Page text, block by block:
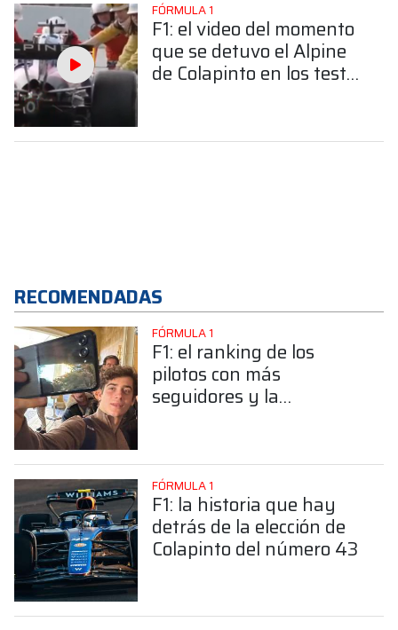
FÓRMULA 1
F1: el video del momento
que se detuvo el Alpine
de Colapinto en los test
RECOMENDADAS
FÓRMULA 1
F1: el ranking de los
pilotos con más
seguidores y la
FÓRMULA 1
F1: la historia que hay
detrás de la elección de
Colapinto del número 43